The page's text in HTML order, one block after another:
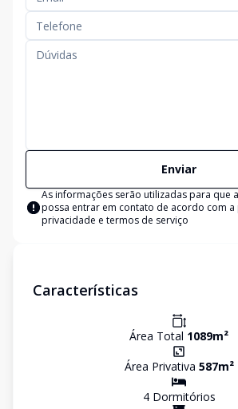
Enviar
As informações serão utilizadas para que
possa entrar em contato de acordo com a
privacidade e termos de serviço
Características
Área Total 1089m²
Área Privativa 587m²
4Dormitórios